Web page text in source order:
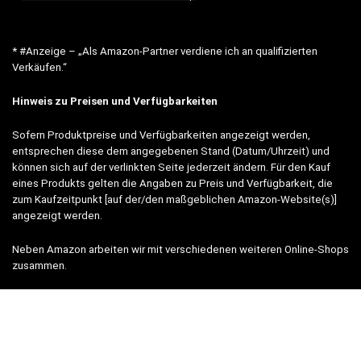
* #Anzeige – „Als Amazon-Partner verdiene ich an qualifizierten
Verkäufen.“
Hinweis zu Preisen und Verfügbarkeiten
Sofern Produktpreise und Verfügbarkeiten angezeigt werden,
entsprechen diese dem angegebenen Stand (Datum/Uhrzeit) und
können sich auf der verlinkten Seite jederzeit ändern. Für den Kauf
eines Produkts gelten die Angaben zu Preis und Verfügbarkeit, die
zum Kaufzeitpunkt [auf der/den maßgeblichen Amazon-Website(s)]
angezeigt werden.
Neben Amazon arbeiten wir mit verschiedenen weiteren Online-Shops
zusammen.